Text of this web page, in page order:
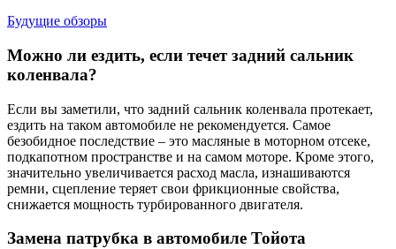
Будущие обзоры
Можно ли ездить, если течет задний сальник
коленвала?
Если вы заметили, что задний сальник коленвала протекает,
ездить на таком автомобиле не рекомендуется. Самое
безобидное последствие – это масляные в моторном отсеке,
подкапотном пространстве и на самом моторе. Кроме этого,
значительно увеличивается расход масла, изнашиваются
ремни, сцепление теряет свои фрикционные свойства,
снижается мощность турбированного двигателя.
Замена патрубка в автомобиле Тойота